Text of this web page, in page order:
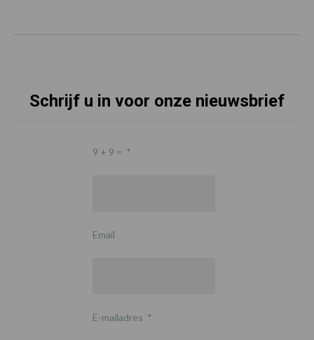
Schrijf u in voor onze nieuwsbrief
9 + 9 = *
Email
E-mailadres *